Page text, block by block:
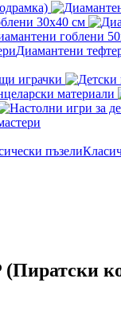
30x40 см
гоблени
Диамантени
играчки
материали